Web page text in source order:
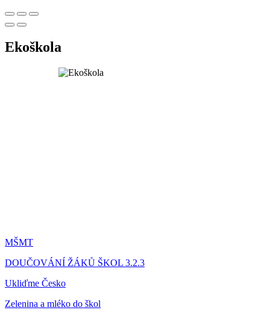
Ekoškola
MŠMT
DOUČOVÁNÍ ŽÁKŮ ŠKOL 3.2.3
Ukliďme Česko
Zelenina a mléko do škol